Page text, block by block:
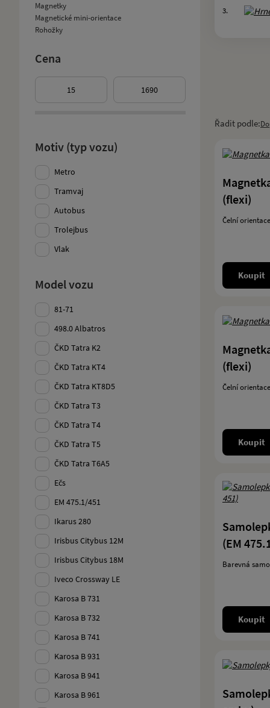
Magnetky
Magnetické mini-orientace
Rohožky
Cena
Motiv (typ vozu)
Metro
Tramvaj
Autobus
Trolejbus
Vlak
Model vozu
81-71
498.0 Albatros
ČKD Tatra K2
ČKD Tatra KT4
ČKD Tatra KT8D5
ČKD Tatra T3
ČKD Tatra T4
ČKD Tatra T5
ČKD Tatra T6A5
Ečs
EM 475.1/451
Ikarus 280
Irisbus Citybus 12M
Irisbus Citybus 18M
Iveco Crossway LE
Karosa B 731
Karosa B 732
Karosa B 741
Karosa B 931
Karosa B 941
Karosa B 961
3.
Řadit podle:
(flexi)
Čelní
Koupit
(flexi)
Čelní
Koupit
(EM
Barevná
Koupit